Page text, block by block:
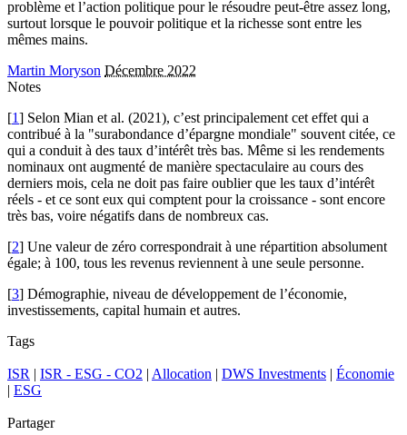
problème et l’action politique pour le résoudre peut-être assez long,
surtout lorsque le pouvoir politique et la richesse sont entre les
mêmes mains.
Martin Moryson Décembre 2022
Notes
[1] Selon Mian et al. (2021), c’est principalement cet effet qui a
contribué à la "surabondance d’épargne mondiale" souvent citée, ce
qui a conduit à des taux d’intérêt très bas. Même si les rendements
nominaux ont augmenté de manière spectaculaire au cours des
derniers mois, cela ne doit pas faire oublier que les taux d’intérêt
réels - et ce sont eux qui comptent pour la croissance - sont encore
très bas, voire négatifs dans de nombreux cas.
[2] Une valeur de zéro correspondrait à une répartition absolument
égale; à 100, tous les revenus reviennent à une seule personne.
[3] Démographie, niveau de développement de l’économie,
investissements, capital humain et autres.
Tags
ISR | ISR - ESG - CO2 | Allocation | DWS Investments | Économie
| ESG
Partager